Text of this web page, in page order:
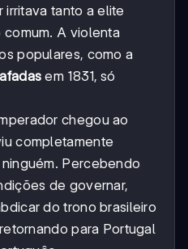
irritava tanto a elite
A violenta
populares, como a
em 1831, só
chegou ao
completamente
Percebendo
de governar,
do trono brasileiro
para Portugal